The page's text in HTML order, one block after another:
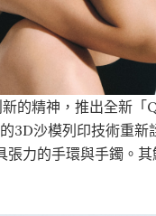
的精神，推出全新
3D沙模列印技術重
力的手環與手鐲。